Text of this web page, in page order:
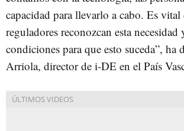
capacidad para llevarlo a cabo. Es vital
reguladores reconozcan esta necesidad
condiciones para que esto suceda”, ha
Arriola, director de i-DE en el País